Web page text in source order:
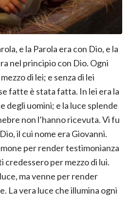
e la Parola era con Dio, e la
nel principio con Dio. Ogni
di lei; e senza di lei
fatte è stata fatta. In lei era la
degli uomini; e la luce splende
non l’hanno ricevuta. Vi fu
il cui nome era Giovanni.
per render testimonianza
per mezzo di lui.
ma venne per render
La vera luce che illumina ogni